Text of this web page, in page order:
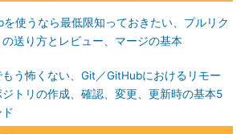
を使うなら最低限知っておきたい、プルリク
の送り方とレビュー、マージの基本
もう怖くない、Git／GitHubにおけるリモー
ジトリの作成、確認、変更、更新時の基本5